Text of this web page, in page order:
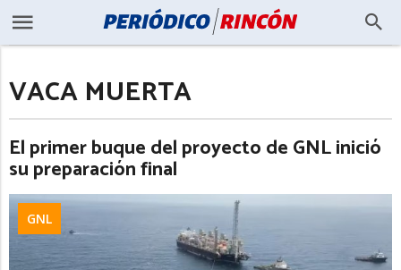
VACA MUERTA
El primer buque del proyecto de GNL inició
su preparación final
GNL